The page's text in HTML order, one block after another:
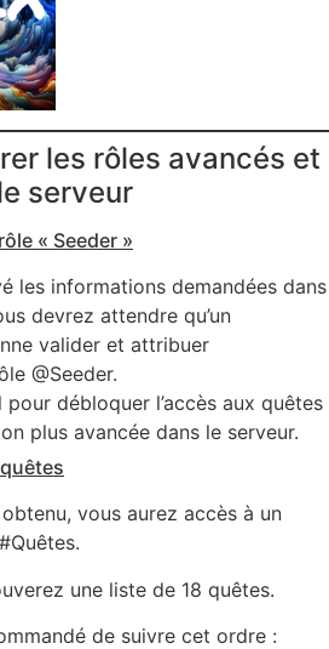
les rôles avancés et
serveur
« Seeder »
les informations demandées dans
devrez attendre qu’un
valider et attribuer
@Seeder.
débloquer l’accès aux quêtes
plus avancée dans le serveur.
vous aurez accès à un
une liste de 18 quêtes.
de suivre cet ordre :